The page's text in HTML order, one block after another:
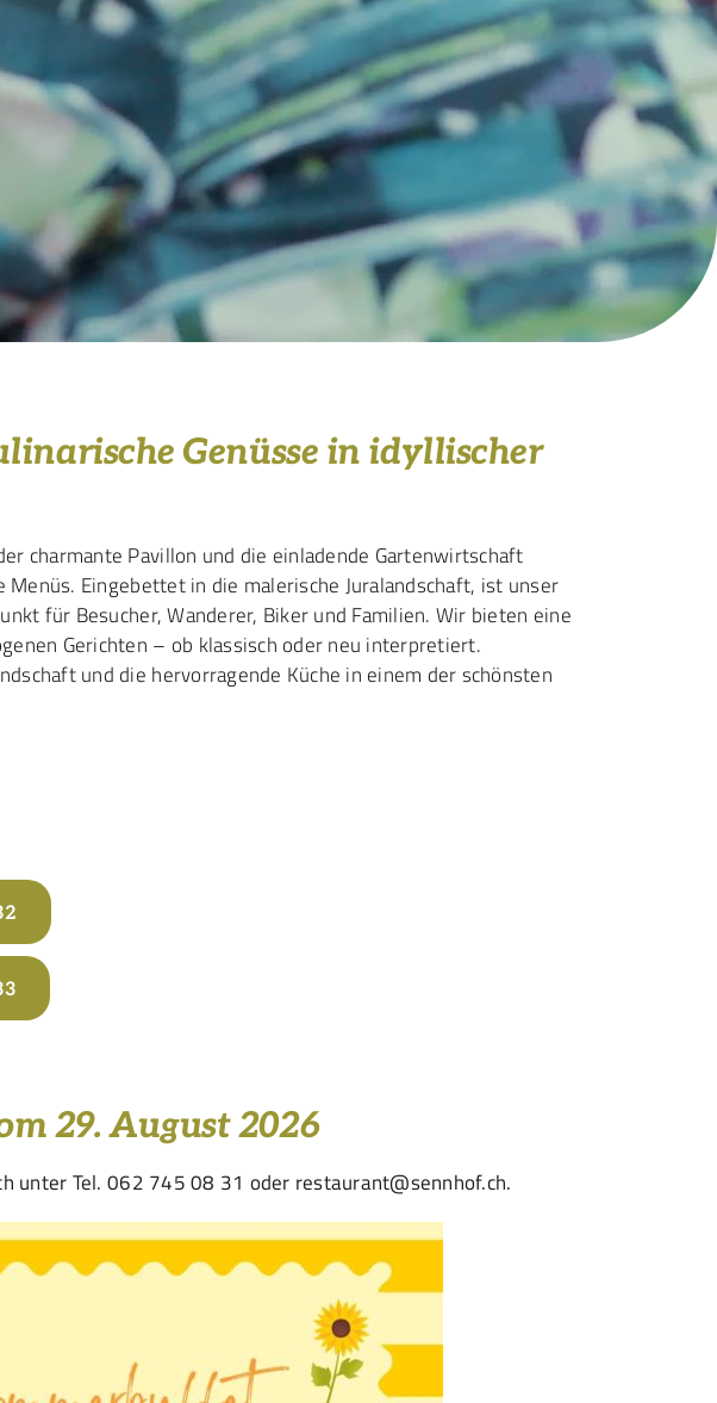
Genüsse in idyllischer
charmante Pavillon und die einladende Gartenwirtschaft
Eingebettet in die malerische Juralandschaft, ist unser
für Besucher, Wanderer, Biker und Familien. Wir bieten eine
Gerichten – ob klassisch oder neu interpretiert.
und die hervorragende Küche in einem der schönsten
29. August 2026
unter Tel. 062 745 08 31 oder restaurant@sennhof.ch.